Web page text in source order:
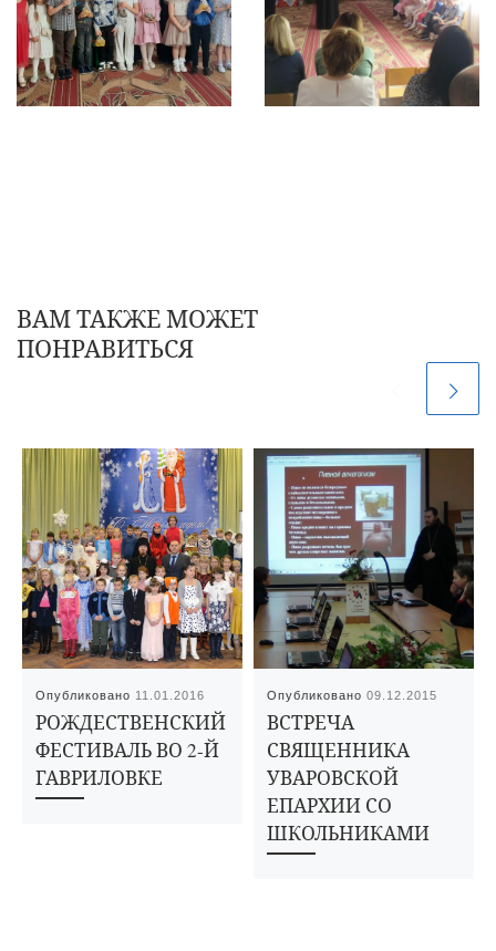
ВАМ ТАКЖЕ МОЖЕТ
ПОНРАВИТЬСЯ
Опубликовано 11.01.2016
РОЖДЕСТВЕНСКИЙ
ФЕСТИВАЛЬ ВО 2-Й
ГАВРИЛОВКЕ
Опубликовано09.12.2015
ВСТРЕЧА
СВЯЩЕННИКА
УВАРОВСКОЙ
ЕПАРХИИ СО
ШКОЛЬНИКАМИ